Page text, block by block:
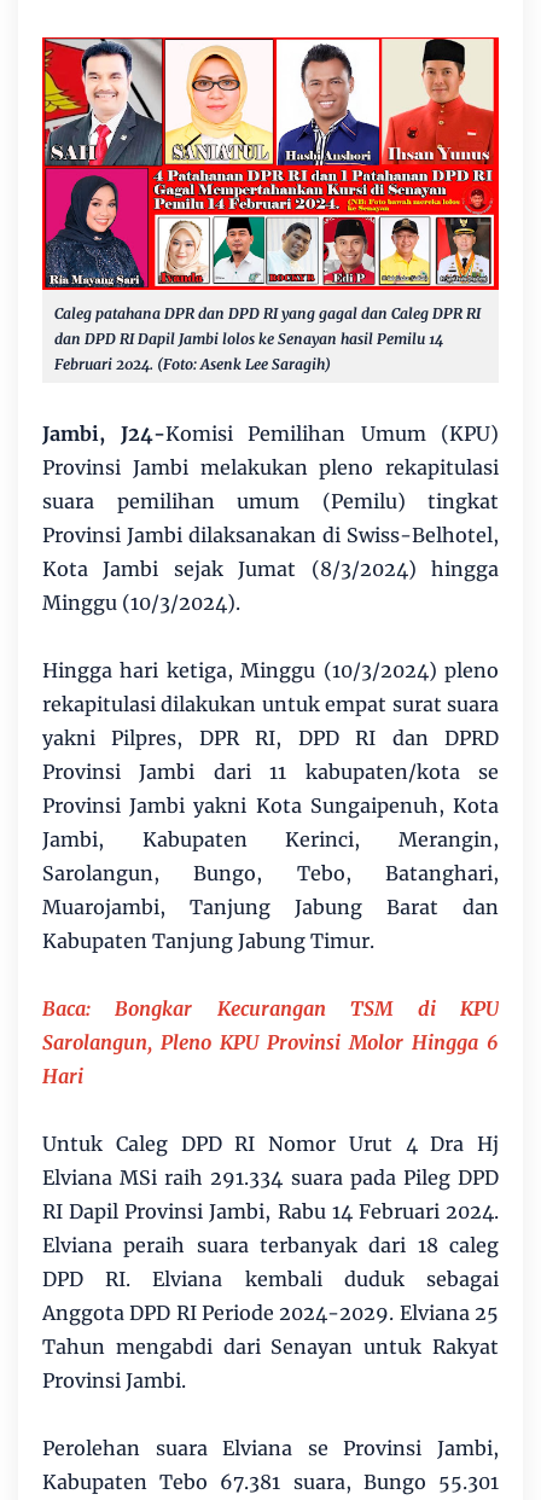
Caleg patahana DPR dan DPD RI yang gagal dan Caleg DPR RI
dan DPD RI Dapil Jambi lolos ke Senayan hasil Pemilu 14
Februari 2024. (Foto: Asenk Lee Saragih)
Jambi, J24-Komisi Pemilihan Umum (KPU)
Provinsi Jambi melakukan pleno rekapitulasi
suara pemilihan umum (Pemilu) tingkat
Provinsi Jambi dilaksanakan di Swiss-Belhotel,
Kota Jambi sejak Jumat (8/3/2024) hingga
Minggu (10/3/2024).
Hingga hari ketiga, Minggu (10/3/2024) pleno
rekapitulasi dilakukan untuk empat surat suara
yakni Pilpres, DPR RI, DPD RI dan DPRD
Provinsi Jambi dari 11 kabupaten/kota se
Provinsi Jambi yakni Kota Sungaipenuh, Kota
Jambi, Kabupaten Kerinci, Merangin,
Sarolangun, Bungo, Tebo, Batanghari,
Muarojambi, Tanjung Jabung Barat dan
Kabupaten Tanjung Jabung Timur.
Baca: Bongkar Kecurangan TSM di KPU
Sarolangun, Pleno KPU Provinsi Molor Hingga 6
Hari
Untuk Caleg DPD RI Nomor Urut 4 Dra Hj
Elviana MSi raih 291.334 suara pada Pileg DPD
RI Dapil Provinsi Jambi, Rabu 14 Februari 2024.
Elviana peraih suara terbanyak dari 18 caleg
DPD RI. Elviana kembali duduk sebagai
Anggota DPD RI Periode 2024-2029. Elviana 25
Tahun mengabdi dari Senayan untuk Rakyat
Provinsi Jambi.
Perolehan suara Elviana se Provinsi Jambi,
Kabupaten Tebo 67.381 suara, Bungo 55.301